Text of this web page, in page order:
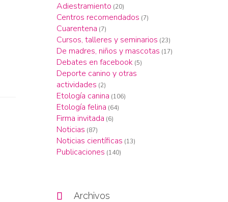
Adiestramiento (20)
Centros recomendados (7)
Cuarentena (7)
Cursos, talleres y seminarios (23)
De madres, niños y mascotas (17)
Debates en facebook (5)
Deporte canino y otras
actividades (2)
Etología canina (106)
Etología felina (64)
Firma invitada (6)
Noticias (87)
Noticias científicas (13)
Publicaciones (140)
 Archivos